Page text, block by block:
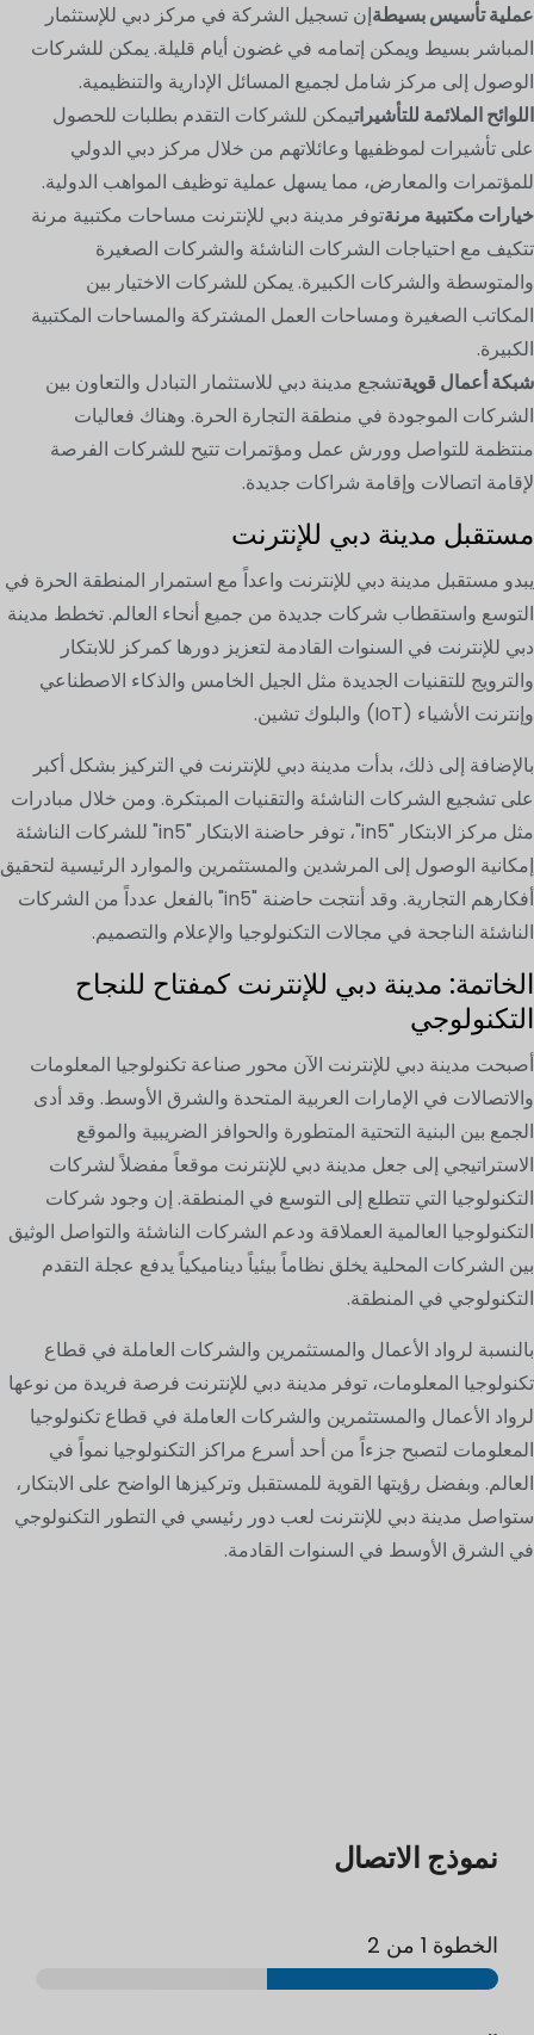
عملية تأسيس بسيطةإن تسجيل الشركة في مركز دبي للإستثمار
المباشر بسيط ويمكن إتمامه في غضون أيام قليلة. يمكن للشركات
الوصول إلى مركز شامل لجميع المسائل الإدارية والتنظيمية.
اللوائح الملائمة للتأشيراتيمكن للشركات التقدم بطلبات للحصول
على تأشيرات لموظفيها وعائلاتهم من خلال مركز دبي الدولي
للمؤتمرات والمعارض، مما يسهل عملية توظيف المواهب الدولية.
خيارات مكتبية مرنةتوفر مدينة دبي للإنترنت مساحات مكتبية مرنة
تتكيف مع احتياجات الشركات الناشئة والشركات الصغيرة
والمتوسطة والشركات الكبيرة. يمكن للشركات الاختيار بين
المكاتب الصغيرة ومساحات العمل المشتركة والمساحات المكتبية
الكبيرة.
شبكة أعمال قويةتشجع مدينة دبي للاستثمار التبادل والتعاون بين
الشركات الموجودة في منطقة التجارة الحرة. وهناك فعاليات
منتظمة للتواصل وورش عمل ومؤتمرات تتيح للشركات الفرصة
لإقامة اتصالات وإقامة شراكات جديدة.
مستقبل مدينة دبي للإنترنت
يبدو مستقبل مدينة دبي للإنترنت واعداً مع استمرار المنطقة الحرة في
التوسع واستقطاب شركات جديدة من جميع أنحاء العالم. تخطط مدينة
دبي للإنترنت في السنوات القادمة لتعزيز دورها كمركز للابتكار
والترويج للتقنيات الجديدة مثل الجيل الخامس والذكاء الاصطناعي
وإنترنت الأشياء (IoT) والبلوك تشين.
بالإضافة إلى ذلك، بدأت مدينة دبي للإنترنت في التركيز بشكل أكبر
على تشجيع الشركات الناشئة والتقنيات المبتكرة. ومن خلال مبادرات
مثل مركز الابتكار "in5"، توفر حاضنة الابتكار "in5" للشركات الناشئة
إمكانية الوصول إلى المرشدين والمستثمرين والموارد الرئيسية لتحقيق
أفكارهم التجارية. وقد أنتجت حاضنة "in5" بالفعل عدداً من الشركات
الناشئة الناجحة في مجالات التكنولوجيا والإعلام والتصميم.
الخاتمة: مدينة دبي للإنترنت كمفتاح للنجاح
التكنولوجي
أصبحت مدينة دبي للإنترنت الآن محور صناعة تكنولوجيا المعلومات
والاتصالات في الإمارات العربية المتحدة والشرق الأوسط. وقد أدى
الجمع بين البنية التحتية المتطورة والحوافز الضريبية والموقع
الاستراتيجي إلى جعل مدينة دبي للإنترنت موقعاً مفضلاً لشركات
التكنولوجيا التي تتطلع إلى التوسع في المنطقة. إن وجود شركات
التكنولوجيا العالمية العملاقة ودعم الشركات الناشئة والتواصل الوثيق
بين الشركات المحلية يخلق نظاماً بيئياً ديناميكياً يدفع عجلة التقدم
التكنولوجي في المنطقة.
بالنسبة لرواد الأعمال والمستثمرين والشركات العاملة في قطاع
تكنولوجيا المعلومات، توفر مدينة دبي للإنترنت فرصة فريدة من نوعها
لرواد الأعمال والمستثمرين والشركات العاملة في قطاع تكنولوجيا
المعلومات لتصبح جزءاً من أحد أسرع مراكز التكنولوجيا نمواً في
العالم. وبفضل رؤيتها القوية للمستقبل وتركيزها الواضح على الابتكار،
ستواصل مدينة دبي للإنترنت لعب دور رئيسي في التطور التكنولوجي
في الشرق الأوسط في السنوات القادمة.
نموذج الاتصال
الخطوة 1 من 2